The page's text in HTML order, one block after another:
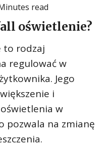
read
oświetlenie?
to rodzaj
regulować w
Jego
i
w
pozwala na zmianę